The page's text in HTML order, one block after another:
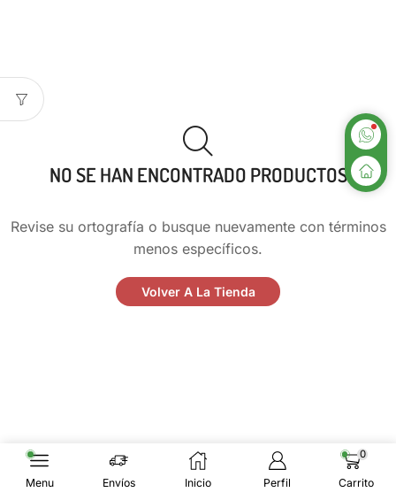
NO SE HAN ENCONTRADO PRODUCTOS
Revise su ortografía o busque nuevamente con términos
menos específicos.
Volver A La Tienda
Menu Envíos Inicio Perfil
0
Carrito